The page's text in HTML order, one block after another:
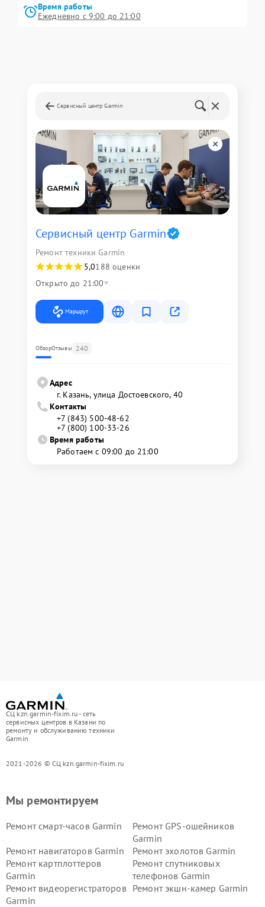
Время работы
Ежедневно с 9:00 до 21:00
Сервисный центр Garmin
Сервисный центр Garmin
Ремонт техники Garmin
5,0188 оценки
Открыто до 21:00
Маршрут
ОбзорОтзывы 240
Адрес
г. Казань, улица Достоевского, 40
Контакты
+7 (843) 500-48-62
+7 (800) 100-33-26
Время работы
Работаем с 09:00 до 21:00
СЦ kzn.garmin-fixim.ru - сеть
сервисных центров в Казани по
ремонту и обслуживанию техники
Garmin
2021-2026 © СЦ kzn.garmin-fixim.ru
Мы ремонтируем
Ремонт смарт-часов Garmin
Ремонт GPS-ошейников
Garmin
Ремонт навигаторов Garmin
Ремонт эхолотов Garmin
Ремонт картплоттеров
Garmin
Ремонт спутниковых
телефонов Garmin
Ремонт видеорегистраторов
Garmin
Ремонт экшн-камер Garmin